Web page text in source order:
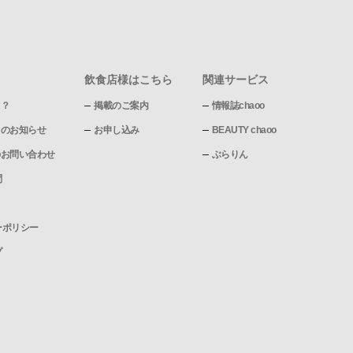
お知らせ
問い合わせ
リシー
飲食店様はこちら
掲載のご案内
お申し込み
関連サービス
情報誌chaoo
BEAUTY chaoo
ぶらりん